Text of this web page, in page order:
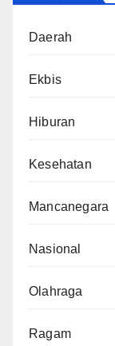
Daerah
Ekbis
Hiburan
Kesehatan
Mancanegara
Nasional
Olahraga
Ragam